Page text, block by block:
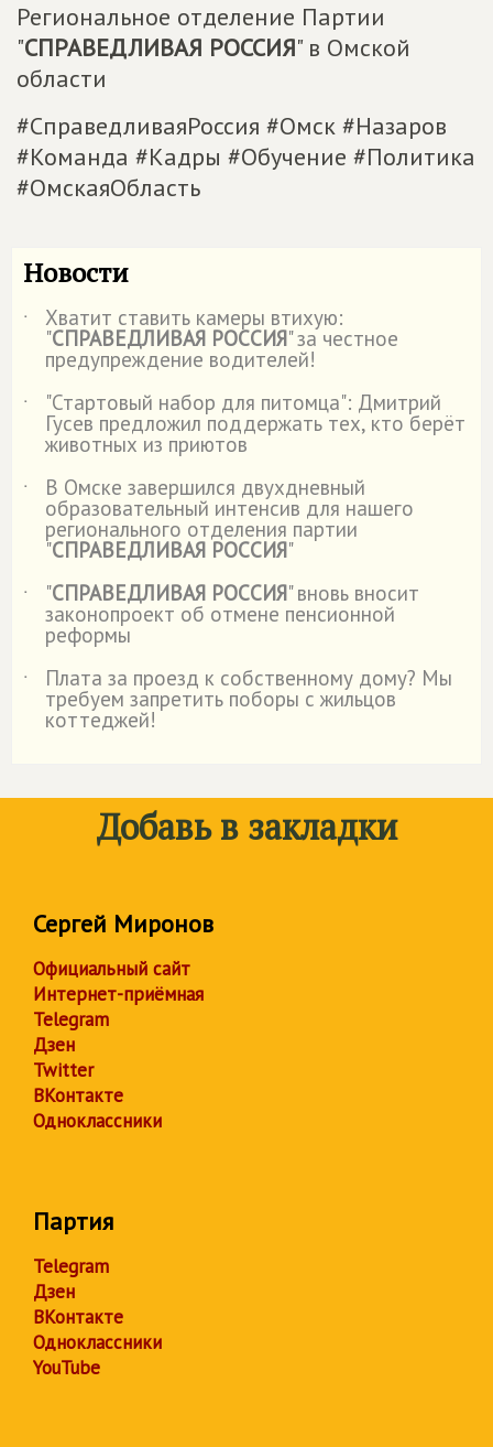
Региональное отделение Партии
"СПРАВЕДЛИВАЯ РОССИЯ" в Омской
области
#СправедливаяРоссия #Омск #Назаров
#Команда #Кадры #Обучение #Политика
#ОмскаяОбласть
Новости
˙ Хватит ставить камеры втихую:
"СПРАВЕДЛИВАЯ РОССИЯ" за честное
предупреждение водителей!
˙
"Стартовый набор для питомца": Дмитрий
Гусев предложил поддержать тех, кто берёт
животных из приютов
˙
В Омске завершился двухдневный
образовательный интенсив для нашего
регионального отделения партии
"СПРАВЕДЛИВАЯ РОССИЯ"
˙
"СПРАВЕДЛИВАЯ РОССИЯ" вновь вносит
законопроект об отмене пенсионной
реформы
˙
Плата за проезд к собственному дому? Мы
требуем запретить поборы с жильцов
коттеджей!
Добавь в закладки
Сергей Миронов
Официальный сайт
Интернет-приёмная
Telegram
Дзен
Twitter
ВКонтакте
Одноклассники
Партия
Telegram
Дзен
ВКонтакте
Одноклассники
YouTube